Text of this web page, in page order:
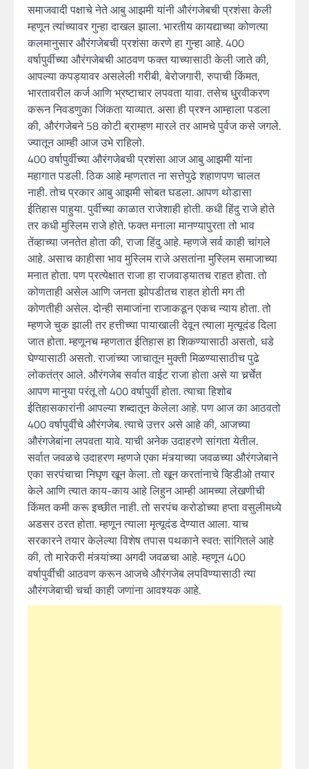
समाजवादी पक्षाचे नेते आबु आझमी यांनी औरंगजेबची प्रशंसा केली
म्हणून त्यांच्यावर गुन्हा दाखल झाला. भारतीय कायद्याच्या कोणत्या
कलमानुसार औरंगजेबची प्रशंसा करणे हा गुन्हा आहे. 400
वर्षापुर्वीच्या औरंगजेबची आठवण फक्त याच्यासाठी केली जाते की,
आपल्या कपड्यावर असलेली गरीबी, बेरोजगारी, रुपाची किंमत,
भारतावरील कर्ज आणि भ्रष्टाचार लपवता यावा. तसेच धु्रवीकरण
करून निवडणुका जिंकता याव्यात. असा ही प्रश्न आम्हाला पडला
की, औरंगजेबने 58 कोटी ब्राम्हण मारले तर आमचे पुर्वज कसे जगले.
ज्यातून आम्ही आज उभे राहिलो.
400 वर्षापुर्वीच्या औरंगजेबची प्रशंसा आज आबु आझमी यांना
महागात पडली. ठिक आहे म्हणतात ना सत्तेपुढे शहाणपण चालत
नाही. तोच प्रकार आबु आझमी सोबत घडला. आपण थोडासा
ईतिहास पाहुया. पुर्वीच्या काळात राजेशाही होती. कधी हिंदु राजे होते
तर कधी मुस्लिम राजे होते. फक्त मनाला मानण्यापुरता तो भाव
तेंव्हाच्या जनतेत होता की, राजा हिंदु आहे. म्हणजे सर्व काही चांगले
आहे. असाच काहीसा भाव मुस्लिम राजे असतांना मुस्लिम समाजाच्या
मनात होता. पण प्रत्येक्षात राजा हा राजवाड्यातच राहत होता. तो
कोणताही असेल आणि जनता झोपडीतच राहत होती मग ती
कोणतीही असेल. दोन्ही समाजांना राजाकडून एकच न्याय होता. तो
म्हणजे चुक झाली तर हत्तीच्या पायाखाली देवून त्याला मृत्यूदंड दिला
जात होता. म्हणूनच म्हणतात ईतिहास हा शिकण्यासाठी असतो, धडे
घेण्यासाठी असतो. राजांच्या जाचातून मुक्ती मिळण्यासाठीच पुढे
लोकतंत्र आले. औरंगजेब सर्वात वाईट राजा होता असे या चर्र्चेत
आपण मानुया परंतू तो 400 वर्षापुर्वी होता. त्याचा हिशोब
ईतिहासकारांनी आपल्या शब्दातून केलेला आहे. पण आज का आठवतो
400 वर्षापुर्वीचे औरंगजेब. त्याचे उत्तर असे आहे की, आजच्या
औरंगजेबांना लपवता यावे. याची अनेक उदाहरणे सांगता येतील.
सर्वात जवळचे उदाहरण म्हणजे एका मंत्र्याच्या जवळच्या औरंगजेबाने
एका सरपंचाचा निघृण खून केला. तो खून करतांनाचे व्हिडीओ तयार
केले आणि त्यात काय-काय आहे लिहुन आम्ही आमच्या लेखणीची
किंमत कमी करू इच्छीत नाही. तो सरपंच करोडोच्या हप्ता वसुलीमध्ये
अडसर ठरत होता. म्हणून त्याला मृत्यूदंड देण्यात आला. याच
सरकारने तयार केलेल्या विशेष तपास पथकाने स्वत: सांगितले आहे
की, तो मारेकरी मंत्र्यांच्या अगदी जवळचा आहे. म्हणून 400
वर्षापुर्वीची आठवण करून आजचे औरंगजेब लपविण्यासाठी त्या
औरंगजेबाची चर्चा काही जणांना आवश्यक आहे.